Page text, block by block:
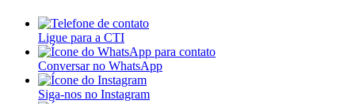
Ligue para a CTI
Conversar no WhatsApp
Siga-nos no Instagram